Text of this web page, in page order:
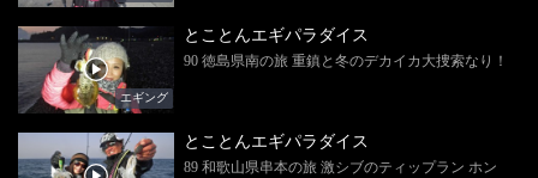
エギング
とことんエギパラダイス
90 徳島県南の旅 重鎮と冬のデカイカ大捜索なり！
とことんエギパラダイス
89 和歌山県串本の旅 激シブのティップラン ホン